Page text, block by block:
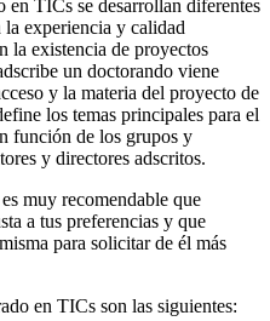
TICs se desarrollan diferentes
la experiencia y calidad
la existencia de proyectos
un doctorando viene
y la materia del proyecto de
los temas principales para el
función de los grupos y
y directores adscritos.
muy recomendable que
a tus preferencias y que
para solicitar de él más
en TICs son las siguientes: